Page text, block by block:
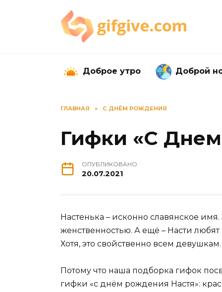
Доброе утро Доброй
ГЛАВНАЯ » С ДНЁМ РОЖДЕНИЯ
Гифки «С
ОПУБЛИКОВАНО
20.07.2021
Настенька – исконно славянское
женственностью. А ещё – Насти
Хотя, это свойственно всем
Потому что наша подборка гифок
гифки «с днём рождения Настя»: